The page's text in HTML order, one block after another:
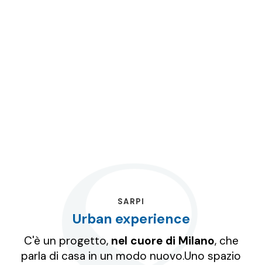
SARPI
Urban experience
C'è un progetto, nel cuore di Milano, che
parla di casa in un modo nuovo.Uno spazio